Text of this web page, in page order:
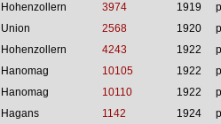
Hohenzollern 3974 1919
Union
2568 1920
Hohenzollern
4243 1922
Hanomag
10105 1922
Hanomag
10110 1922
Hagans
1142 1924